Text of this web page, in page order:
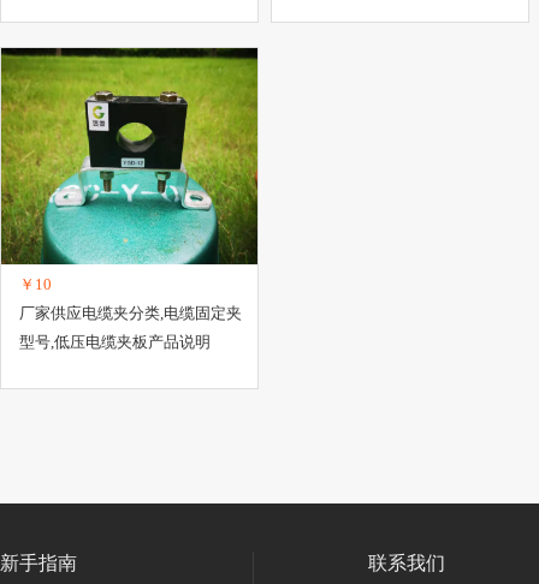
￥10
厂家供应电缆夹分类,电缆固定夹
型号,低压电缆夹板产品说明
新手指南 联系我们